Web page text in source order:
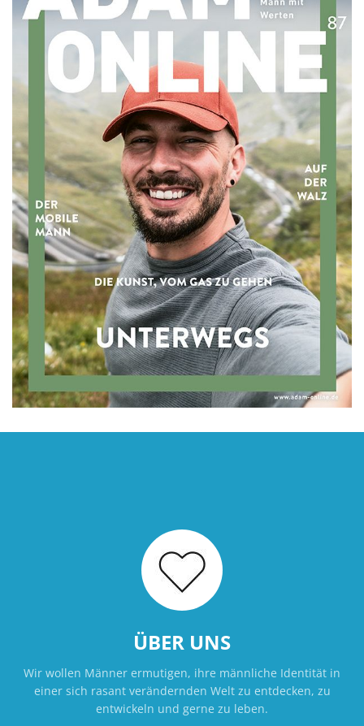
ÜBER UNS
Wir wollen Männer ermutigen, ihre männliche Identität in
einer sich rasant verändernden Welt zu entdecken, zu
entwickeln und gerne zu leben.